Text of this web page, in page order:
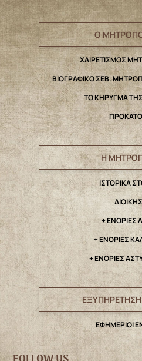
Ο
ΧΑΙΡΕΤΙΣΜΟΣ
ΒΙΟΓΡΑΦΙΚΟ ΣΕΒ.
ΤΟ ΚΗΡΥΓΜΑ
Η
IΣΤΟΡΙΚΑ
+ ΕΝΟΡΙΕΣ
+ ΕΝΟΡΙΕΣ
+ ΕΝΟΡΙΕΣ
ΕΦΗΜΕΡΙΟΙ